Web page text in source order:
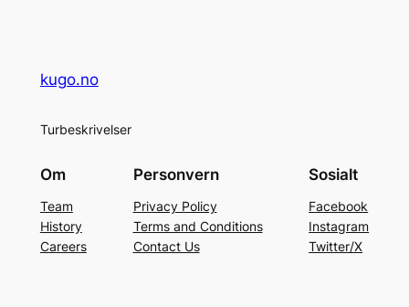
kugo.no
Turbeskrivelser
Om
Team
History
Careers
Personvern
Privacy Policy
Terms and Conditions
Contact Us
Sosialt
Facebook
Instagram
Twitter/X